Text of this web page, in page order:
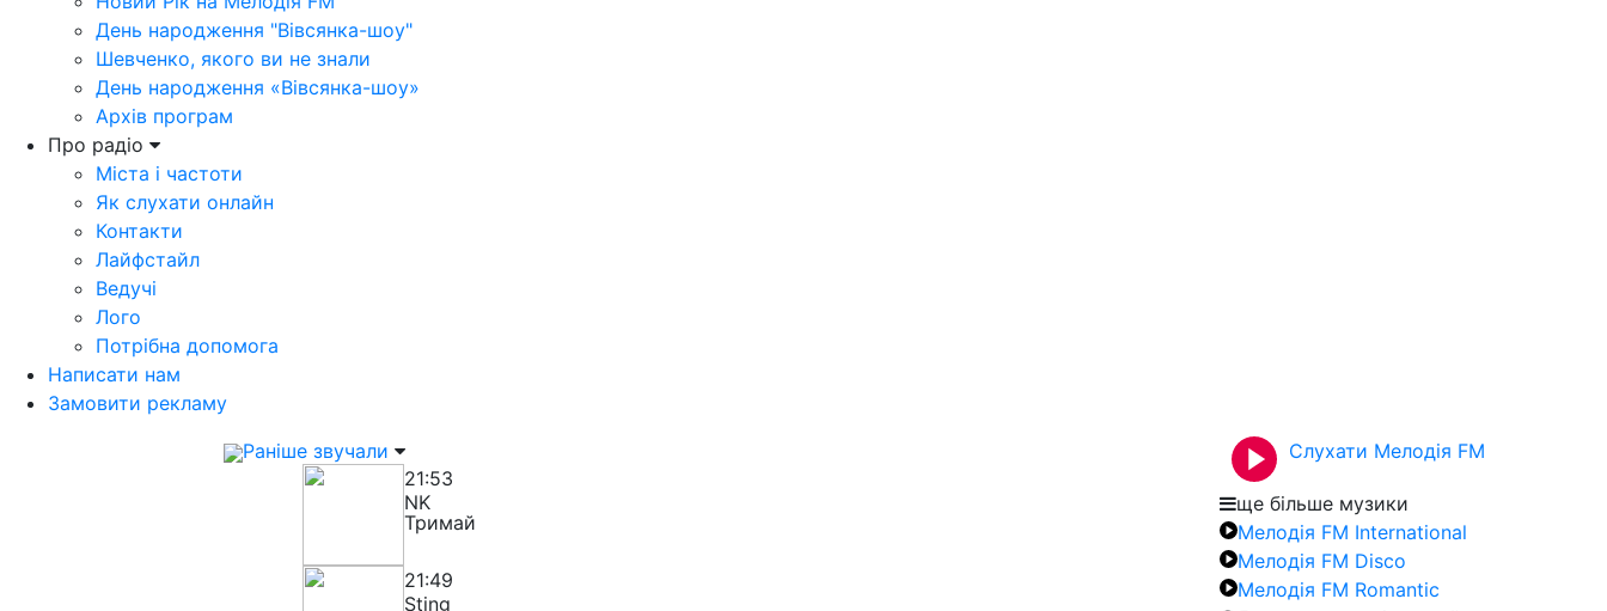
День народження "Вівсянка-шоу"
Шевченко, якого ви не знали
День народження «Вівсянка-шоу»
Архів програм
Про радіо
Міста і частоти
Як слухати онлайн
Контакти
Лайфстайл
Ведучі
Лого
Потрібна допомога
Написати нам
Замовити рекламу
Раніше звучали
21:53
NK
Тримай
21:49
Sting
Слухати Мелодія FM
ще більше музики
Мелодія FM International
Мелодія FM Disco
Мелодія FM Romantic